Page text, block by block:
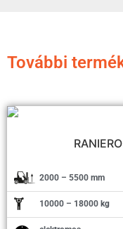
További
2000 – 5500 mm
10000 – 18000 kg